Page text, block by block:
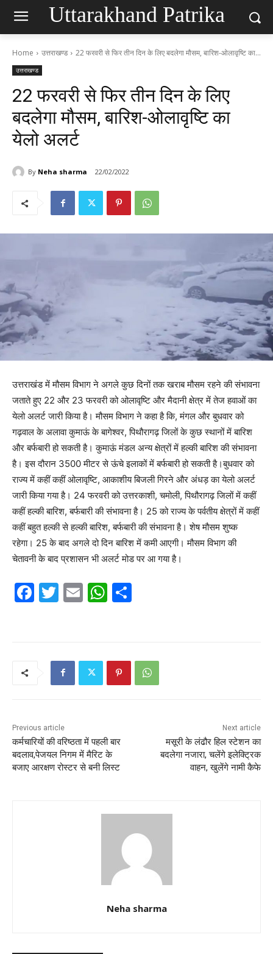
Uttarakhand Patrika
Home उत्तराखण्ड 22 फरवरी से फिर तीन दिन के लिए बदलेगा मौसम, बारिश-ओलावृष्टि का...
उत्तराखण्ड
22 फरवरी से फिर तीन दिन के लिए
बदलेगा मौसम, बारिश-ओलावृष्टि का
येलो अलर्ट
By Neha sharma 22/02/2022
उत्तराखंड में मौसम विभाग ने अगले कुछ दिनों तक खराब मौसम रहने की संभावना
जताते हुए 22 और 23 फरवरी को ओलावृष्टि और मैदानी क्षेत्र में तेज हवाओं का
येलो अलर्ट जारी किया है। मौसम विभाग ने कहा है कि, मंगल और बुधवार को
गढ़वाल के अलावा कुमाऊं के बागेश्वर, पिथौरागढ़ जिलों के कुछ स्थानों में बारिश
और बर्फबारी हो सकती है। कुमाऊं मंडल अन्य क्षेत्रों में हल्की बारिश की संभावना
है। इस दौरान 3500 मीटर से ऊंचे इलाकों में बर्फबारी हो सकती है।बुधवार को
राज्य में कहीं कहीं ओलावृष्टि, आकाशीय बिजली गिरने और अंधड़ का येलो अलर्ट
जारी किया गया है। 24 फरवरी को उत्तरकाशी, चमोली, पिथौरागढ़ जिलों में कहीं
कहीं हल्की बारिश, बर्फबारी की संभावना है। 25 को राज्य के पर्वतीय क्षेत्रों में कहीं
कहीं बहुत हल्की से हल्की बारिश, बर्फबारी की संभावना है। शेष मौसम शुष्क
रहेगा। 25 के बाद अगले दो दिन बारिश में कमी आएगी। मौसम विभाग की
चेतावनी के बाद प्रशासन भी अलर्ट मोड पर आ गया है।
F
k
T
E
W
A
p
Previous article
कर्मचारियों की वरिष्ठता में पहली बार
बदलाव,पेजयल निगम में मैरिट के
बजाए आरक्षण रोस्टर से बनी लिस्ट
Next article
मसूरी के लंढौर हिल स्टेशन का
बदलेगा नजारा, चलेंगे इलेक्ट्रिक
वाहन, खुलेंगे नामी कैफे
Neha sharma